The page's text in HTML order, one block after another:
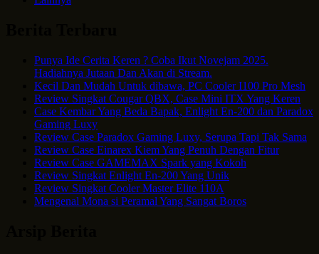
Punya Ide Cerita Keren ? Coba Ikut Novejam 2025.
Hadiahnya Jutaan Dan Akan di Stream.
Kecil Dan Mudah Untuk dibawa, PC Cooler I100 Pro Mesh
Review Singkat Cougar QBX, Case Mini ITX Yang Keren
Case Kembar Yang Beda Bapak, Enlight En-200 dan Paradox
Gaming Luxy
Review Case Paradox Gaming Luxy, Serupa Tapi Tak Sama
Review Case Einarex Kiem Yang Penuh Dengan Fitur
Review Case GAMEMAX Spark yang Kokoh
Review Singkat Enlight En-200 Yang Unik
Review Singkat Cooler Master Elite 110A
Mengenal Mona si Peramal Yang Sangat Boros